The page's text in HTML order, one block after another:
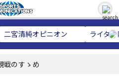
二宮清純オピニオン ライタ
戦のすゝめ